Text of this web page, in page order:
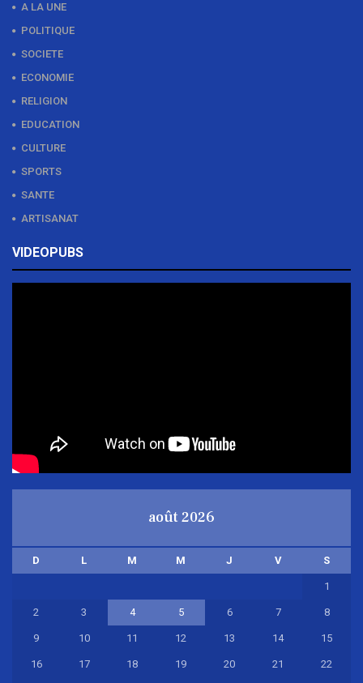
A LA UNE
POLITIQUE
SOCIETE
ECONOMIE
RELIGION
EDUCATION
CULTURE
SPORTS
SANTE
ARTISANAT
VIDEOPUBS
août 2026
D L M M J V S
1
2 3 4 5 6 7 8
9 10 11 12 13 14 15
16 17 18 19 20 21 22